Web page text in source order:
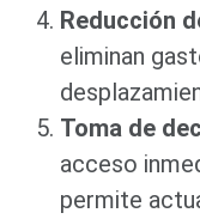
Reducción
eliminan
Toma de
acceso
permite